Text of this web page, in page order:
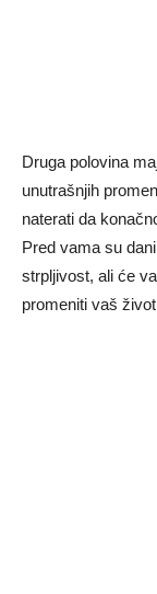
Druga polovina
unutrašnjih
naterati da
Pred vama su
strpljivost, ali će
promeniti vaš